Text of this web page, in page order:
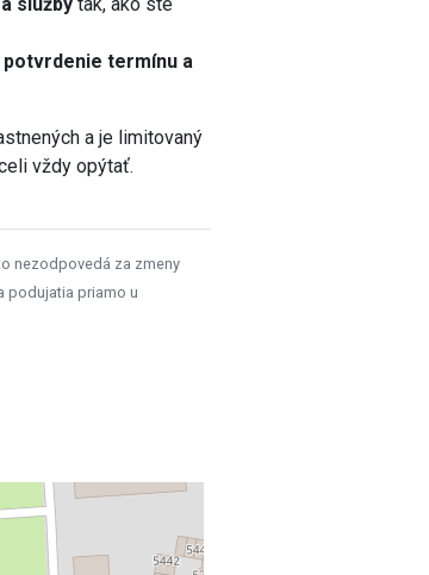
služby tak, ako ste
potvrdenie termínu a
a je limitovaný
vždy opýtať.
nezodpovedá za zmeny
podujatia priamo u